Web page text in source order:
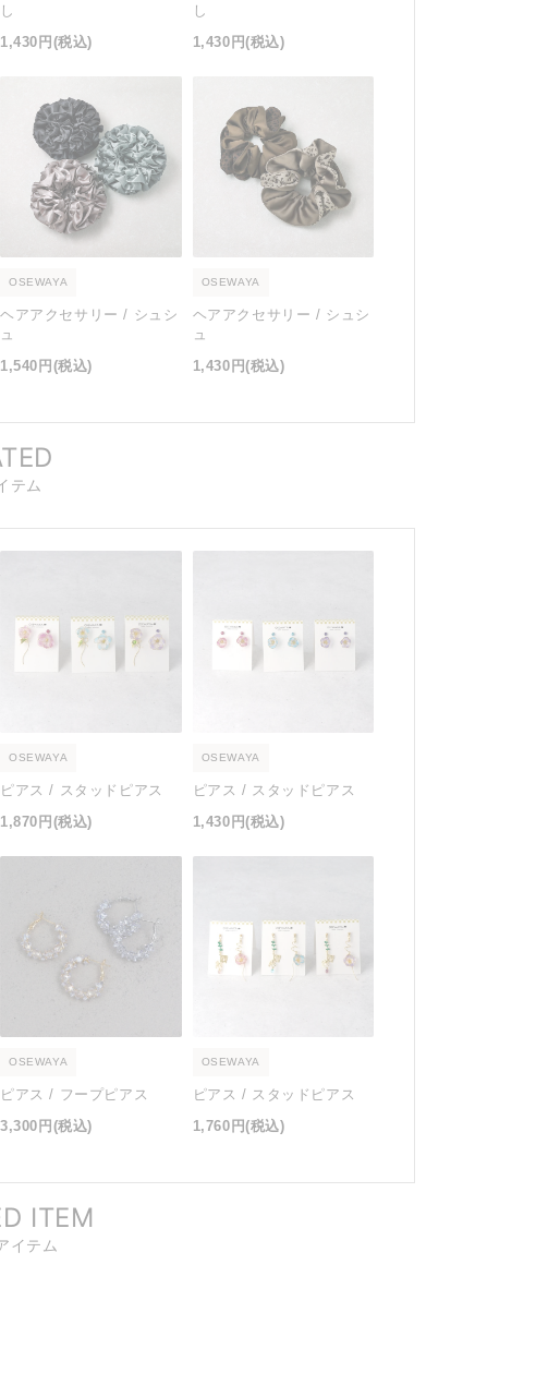
し
1,430円(税込)
し
1,430円(税込)
OSEWAYA
ヘアアクセサリー / シュシ
ュ
1,540円 (税込)
OSEWAYA
ヘアアクセサリー / シュシ
ュ
1,430円(税込)
テム
OSEWAYA
ピアス / スタッドピアス
1,870円(税込)
OSEWAYA
ピアス / スタッドピアス
1,430円(税込)
OSEWAYA
ピアス / フープピアス
3,300円 (税込)
OSEWAYA
ピアス / スタッドピアス
1,760円(税込)
ITEM
イテム